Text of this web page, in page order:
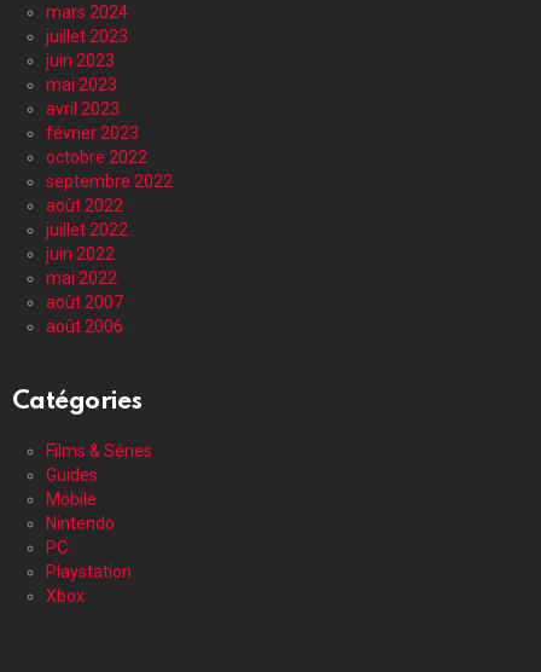
mars 2024
juillet 2023
juin 2023
mai 2023
avril 2023
février 2023
octobre 2022
septembre 2022
août 2022
juillet 2022
juin 2022
mai 2022
août 2007
août 2006
Catégories
Films & Séries
Guides
Mobile
Nintendo
PC
Playstation
Xbox